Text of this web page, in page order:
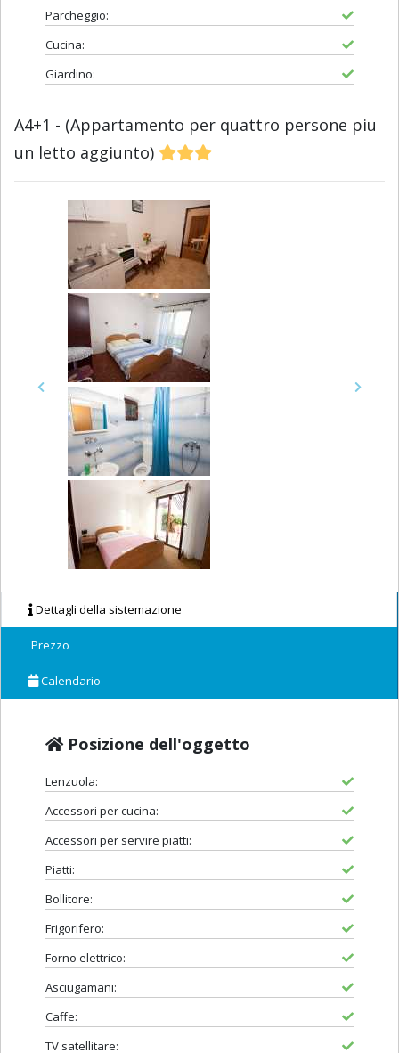
Parcheggio:
Cucina:
Giardino:
A4+1 - (Appartamento per quattro persone piu
un letto aggiunto)
Previous Next
Dettagli della sistemazione
Prezzo
Calendario
Posizione dell'oggetto
Lenzuola:
Accessori per cucina:
Accessori per servire piatti:
Piatti:
Bollitore:
Frigorifero:
Forno elettrico:
Asciugamani:
Caffe:
TV satellitare: